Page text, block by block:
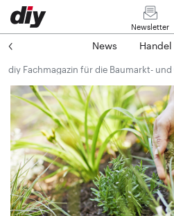
Newsletter
News Handel
diy Fachmagazin für die Baumarkt-